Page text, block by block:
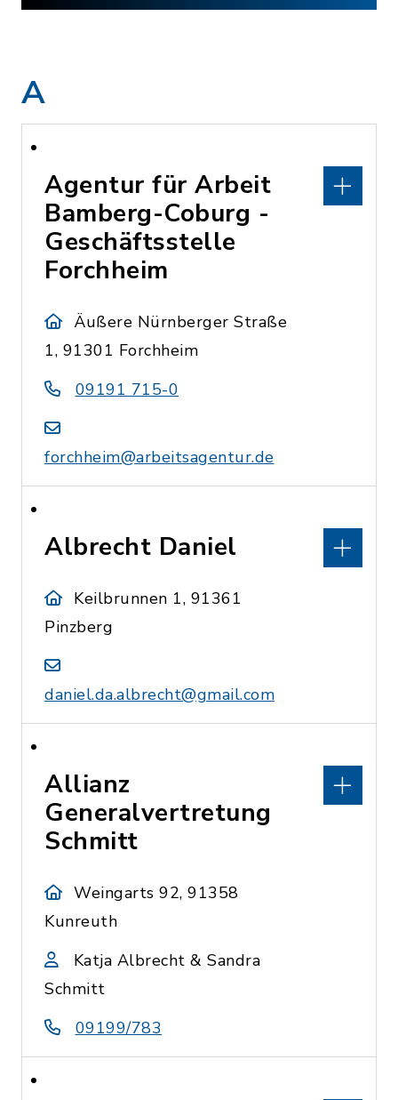
A
Agentur für Arbeit
Bamberg-Coburg -
Geschäftsstelle
Forchheim
Äußere Nürnberger Straße
1, 91301 Forchheim
09191 715-0
forchheim@arbeitsagentur.de
Albrecht Daniel
Keilbrunnen 1, 91361
Pinzberg
daniel.da.albrecht@gmail.com
Allianz
Generalvertretung
Schmitt
Weingarts 92, 91358
Kunreuth
Katja Albrecht & Sandra
Schmitt
09199/783